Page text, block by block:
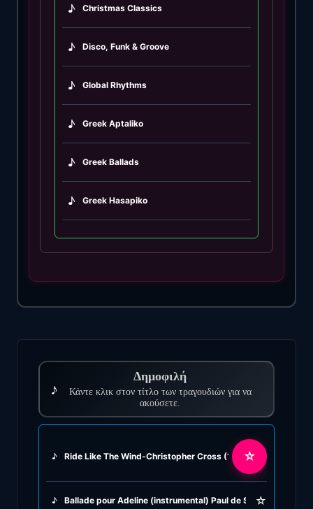
♪
Δημοφιλή
Κάντε κλικ στον τίτλο των τραγουδιών για να
ακούσετε.
♪ Ride Like The Wind-Christopher Cross (1980)
☆
♪ Ballade pour Adeline (instrumental) Paul de Senneville &
☆
♪ Christmas Classics
♪ Disco, Funk & Groove
♪ Global Rhythms
♪ Greek Aptaliko
♪ Greek Ballads
♪ Greek Hasapiko
♪ Greek Hasaposerviko
♪
♪ Greek Oriental